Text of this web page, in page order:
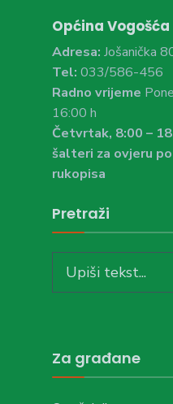
Općina Vogošća
Adresa: Jošanička
Tel: 033/586-456
Radno vrijeme
16:00 h
Četvrtak, 8:00 –
šalteri za ovjeru
rukopisa
Pretraži
for:
Za građane